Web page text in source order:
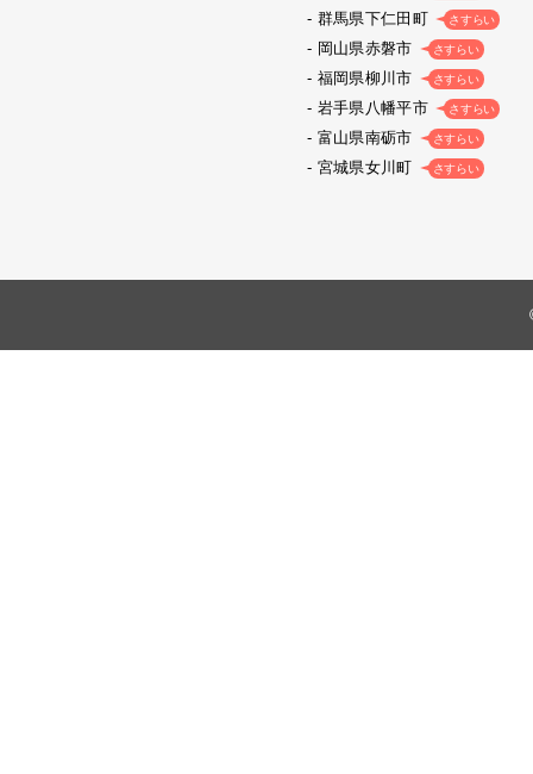
群馬県下仁田町 さすらい
岡山県赤磐市 さすらい
福岡県柳川市 さすらい
岩手県八幡平市 さすらい
富山県南砺市 さすらい
宮城県女川町 さすらい